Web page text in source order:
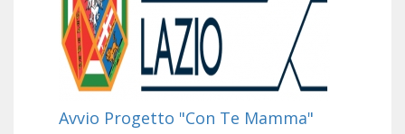
Avvio Progetto "Con Te Mamma"